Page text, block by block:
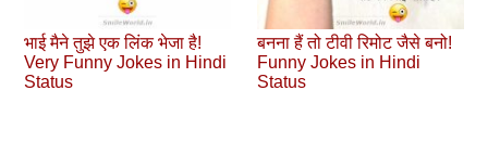
भाई मैने तुझे एक लिंक भेजा है!
Very Funny Jokes in Hindi
Status
बनना हैं तो टीवी रिमोट जैसे बनो!
Funny Jokes in Hindi
Status